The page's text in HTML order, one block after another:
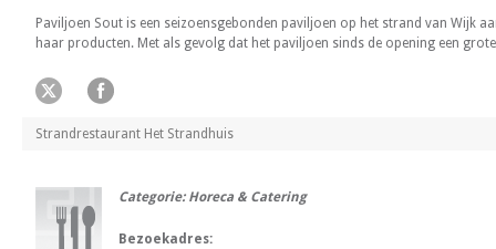
Paviljoen Sout is een seizoensgebonden paviljoen op het strand van Wijk
haar producten. Met als gevolg dat het paviljoen sinds de opening een
Strandrestaurant Het Strandhuis
Categorie: Horeca & Catering
Bezoekadres: